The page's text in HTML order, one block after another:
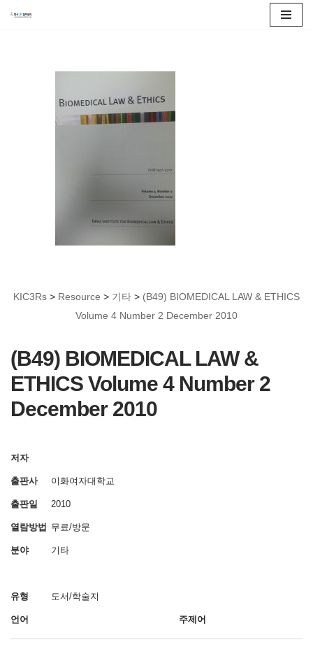
KIC3Rs > Resource > 기타 > (B49) BIOMEDICAL LAW & ETHICS
Volume 4 Number 2 December 2010
(B49) BIOMEDICAL LAW &
ETHICS Volume 4 Number 2
December 2010
저자
출판사 이화여자대학교
출판일 2010
열람방법 무료/방문
분야 기타
유형 도서/학술지
언어 주제어